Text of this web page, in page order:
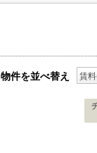
物件を並べ替え 賃